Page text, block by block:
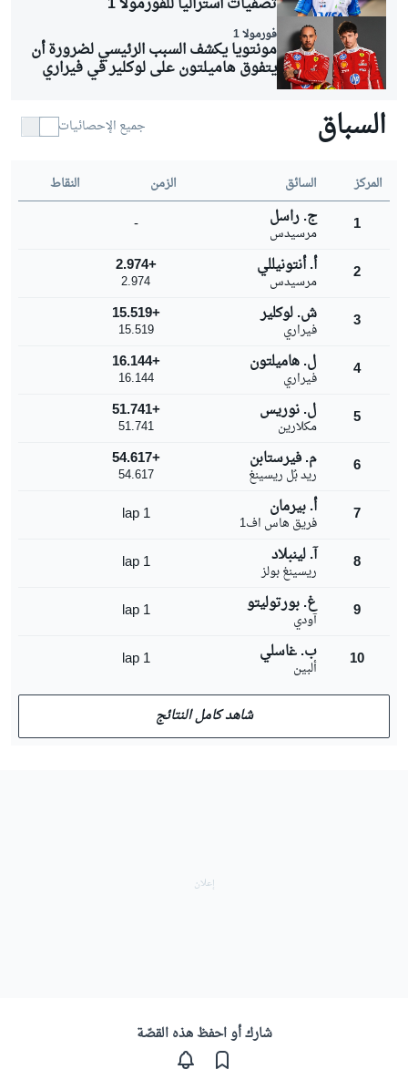
فورمولا 1
مونتويا يكشف السبب الرئيسي لضرورة أن
يتفوق هاميلتون على لوكلير في فيراري
السباق جميع الإحصائيات
المركز السائق الزمن النقاط
1 ج. راسل
مرسيدس
-
2
أ. أنتونيللي
مرسيدس
+2.974
2.974
3 ش. لوكلير
فيراري
+15.519
15.519
4 ل. هاميلتون
فيراري
+16.144
16.144
5 ل. نوريس
مكلارين
+51.741
51.741
6 م. فيرستابن
ريد بُل ريسينغ
+54.617
54.617
7 أ. بيرمان
فريق هاس اف1
1 lap
8
آ. لينبلاد
ريسينغ بولز
1 lap
9
غ. بورتوليتو
آودي
1 lap
10
ب. غاسلي
ألبين 1 lap
شاهد كامل النتائج
شارك أو احفظ هذه القصّة